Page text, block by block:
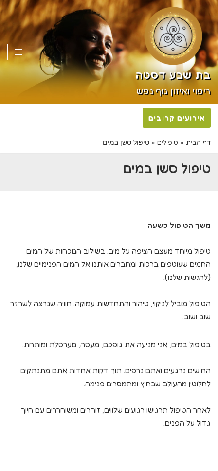
פתח
Skip
to
content
בת שבע דסטה
ריפוי ואיזון גוף נפש
אירועים קרובים
דף הבית » טיפולים » טיפול סשן במים
טיפול סשן במים
משך הטיפול כשעה
טיפול מיוחד מעצם הציפה על מים. בשילוב הנוכחות של המים
החמים שעוטפים ברכות ומחברים אותנו אל המים הפנימיים שלנו,
(לרגשות שלנו).
הטיפול מוביל לניקוי, טיהור והתחדשות עמוקה. חוויה שנרצה לשחזר
שוב ושוב.
בטיפול במים, אני מניעה את גופכם, מעסה, מערסלת ומותחת.
החושים נרגעים ואתם נרפים. תוך דקות אחדות אתם מתנתקים
לחלוטין מהעולם שבחוץ ומתמסרים פנימה.
לאחר הטיפול תרגישו רגועים שלווים, זוהרים ומשוחררים עם חיוך
גדול על הפנים.